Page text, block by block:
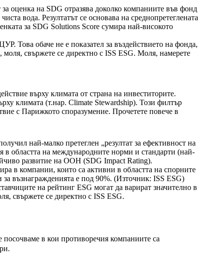
оценка на SDG отразява доколко компаниите във фонд
вода. Резултатът се основава на среднопретеглената
за SDG Solutions Score сумира най-високото
Това обаче не е показател за въздействието на фонда,
свържете се директно с ISS ESG. Моля, намерете
върху климата от страна на инвеститорите.
климата (т.нар. Climate Stewardship). Този филтър
с Парижкото споразумение. Прочетете повече в
най-малко претеглен „резултат за ефективност на
в областта на международните норми и стандарти (най-
развитие на ООН (SDG Impact Rating).
в компании, които са активни в областта на спорните
възнагражденията е под 90%. (Източник: ISS ESG)
на рейтинг ESG могат да варират значително в
свържете се директно с ISS ESG.
в кои противоречия компаниите са